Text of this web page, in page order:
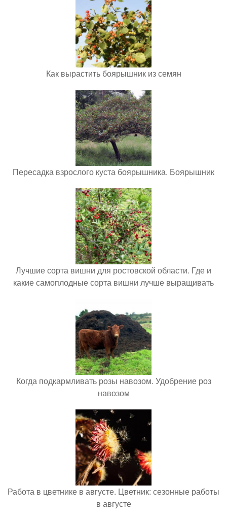
Как вырастить боярышник из семян
Пересадка взрослого куста боярышника. Боярышник
Лучшие сорта вишни для ростовской области. Где и
какие самоплодные сорта вишни лучше выращивать
Когда подкармливать розы навозом. Удобрение роз
навозом
Работа в цветнике в августе. Цветник: сезонные работы
в августе